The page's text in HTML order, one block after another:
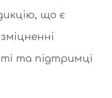
що є
та підтримці